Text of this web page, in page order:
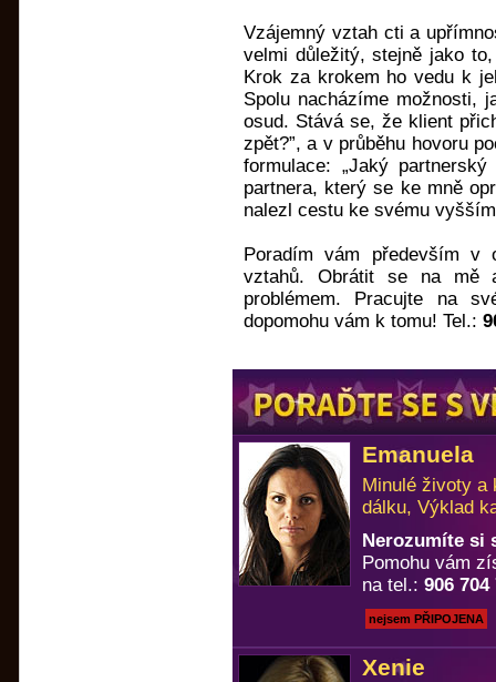
Vzájemný vztah cti a
velmi důležitý, stejně jako
Krok za krokem ho vedu k
Spolu nacházíme možnosti,
osud. Stává se, že klient
zpět?”, a v průběhu hovoru
formulace: „Jaký
partnera, který se ke mně
nalezl cestu ke svému
Poradím vám především v
vztahů. Obrátit se na mě
problémem. Pracujte na
dopomohu vám k tomu! Tel.:
Emanuela
Minulé životy a
dálku, Výklad
Nerozumíte si
Pomohu vám
na tel.: 906 704
nejsem PŘIPOJENA
Xenie